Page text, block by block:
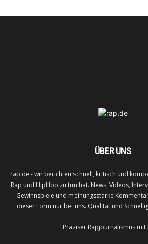
ÜBER UNS
rap.de - wir berichten schnell, kritisch und
Rap und HipHop zu tun hat. News, Videos,
Gewinnspiele und meinungsstarke
dieser Form nur bei uns. Qualität und
Präziser Rapjournalismus mit